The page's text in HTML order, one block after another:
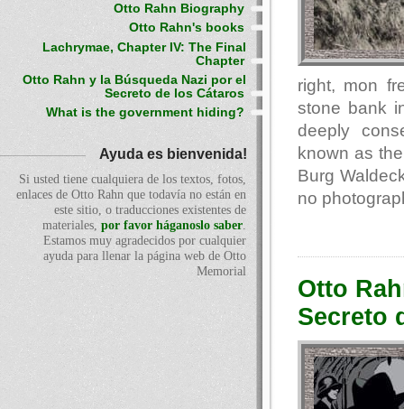
right, mon
stone bank
deeply
known as
Burg
no
Otto
Secreto
Otto Rahn Biography
Otto Rahn's books
Lachrymae, Chapter IV: The Final
Chapter
Otto Rahn y la Búsqueda Nazi por el
Secreto de los Cátaros
What is the government hiding?
Ayuda es bienvenida!
Si usted tiene cualquiera de los textos, fotos,
enlaces de Otto Rahn que todavía no están en
este sitio, o traducciones existentes de
materiales, por favor háganoslo saber.
Estamos muy agradecidos por cualquier
ayuda para llenar la página web de Otto
Memorial